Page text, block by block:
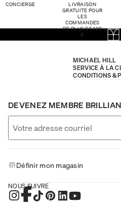
CONCIERGE
LIVRAISON
GRATUITE POUR
LES
COMMANDES
DE PLUS DE 100
$
MICHAEL HILL
SERVICE À LA
CONDITIONS &
DEVENEZ MEMBRE
Définir mon magasin
NOUS SUIVRE